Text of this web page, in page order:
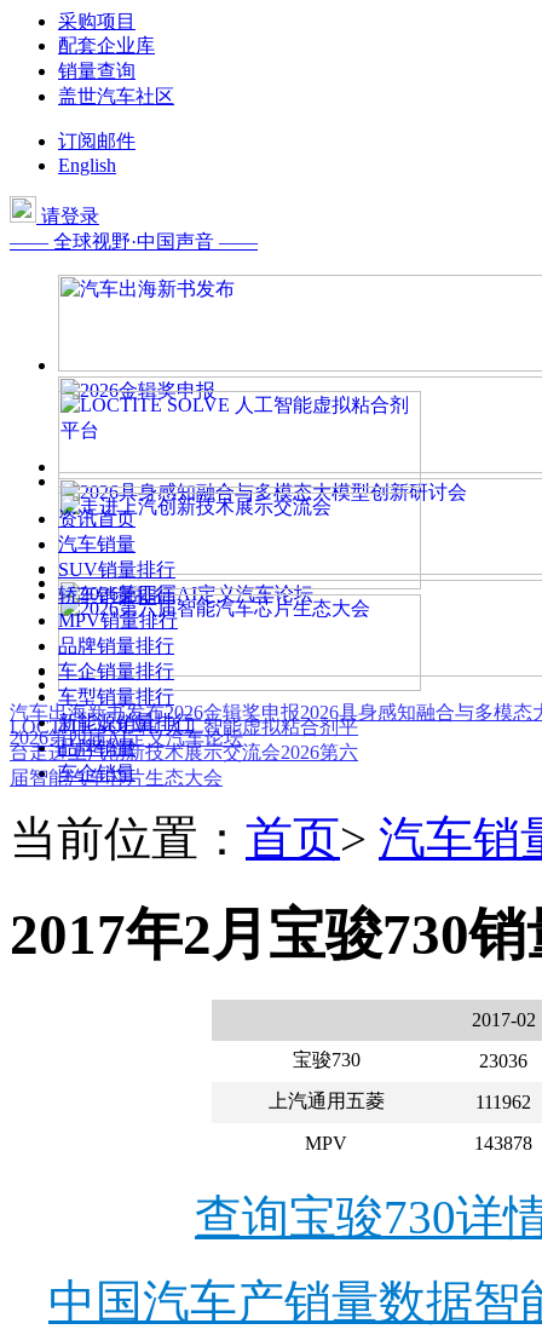
采购项目
配套企业库
销量查询
盖世汽车社区
订阅邮件
English
请登录
—— 全球视野·中国声音 ——
汽车出海新书发布2026金辑奖申报2026具身感知融合与多模态
2026第四届AI定义汽车论坛
LOCTITE SOLVE 人工智能虚拟粘合剂平
台走进上汽创新技术展示交流会2026第六
届智能汽车芯片生态大会
资讯首页
汽车销量
SUV销量排行
轿车销量排行
MPV销量排行
品牌销量排行
车企销量排行
车型销量排行
新能源销量排行
品牌销量
车企销量
当前位置： 首页> 汽车销
2017年2月宝骏730销
2017-02
宝骏730
23036
上汽通用五菱
111962
MPV
143878
查询宝骏730详
中国汽车产销量数据